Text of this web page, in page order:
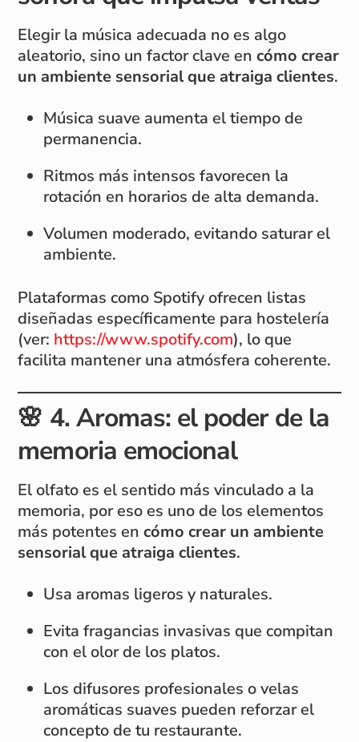
Elegir la música adecuada no es algo
aleatorio, sino un factor clave encómo crear
un ambiente sensorial que atraiga clientes.
Música suave aumenta el tiempo de
permanencia.
Ritmos más intensos favorecen la
rotación en horarios de alta demanda.
Volumen moderado, evitando saturar el
ambiente.
Plataformas como Spotify ofrecen listas
diseñadas específicamente para hostelería
(ver: https://www.spotify.com), lo que
facilita mantener una atmósfera coherente.
🌸 4. Aromas: el poder de la
memoria emocional
El olfato es el sentido más vinculado a la
memoria, por eso es uno de los elementos
más potentes encómo crear un ambiente
sensorial que atraiga clientes.
Usa aromas ligeros y naturales.
Evita fragancias invasivas que compitan
con el olor de los platos.
Los difusores profesionales o velas
aromáticas suaves pueden reforzar el
concepto de tu restaurante.